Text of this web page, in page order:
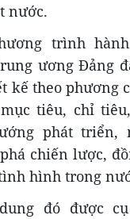
nước.
trình
ương Đảng
kế theo phương
tiêu, chỉ
phát triển,
chiến lược,
hình trong
đó được